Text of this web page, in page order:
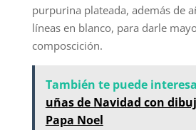
purpurina plateada, además de
líneas en blanco, para darle
composcición.
También te puede
uñas de Navidad con
Papa Noel